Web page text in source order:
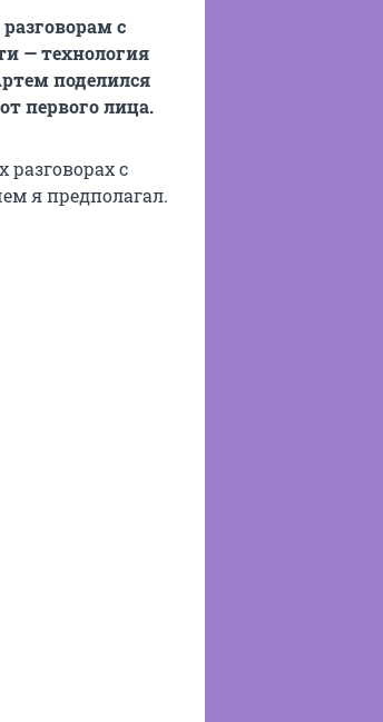
с
— технология
поделился
первого лица.
с
я предполагал.